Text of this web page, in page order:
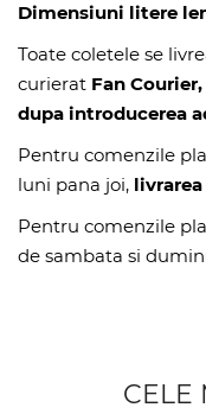
Dimensiuni litere
Toate coletele se
curierat Fan
dupa introducerea
Pentru comenzile
luni pana joi, livrarea
Pentru comenzile
de sambata si
CELE